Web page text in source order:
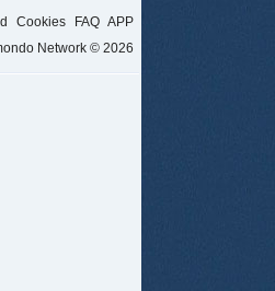
Cookies FAQ APP
Network © 2026